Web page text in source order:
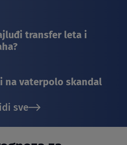
transfer leta i
na vaterpolo skandal
sve